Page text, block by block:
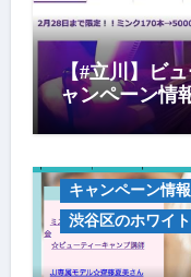
【#立川】ビ
ャンペーン情
キャンペーン情報
渋谷区のホワイ